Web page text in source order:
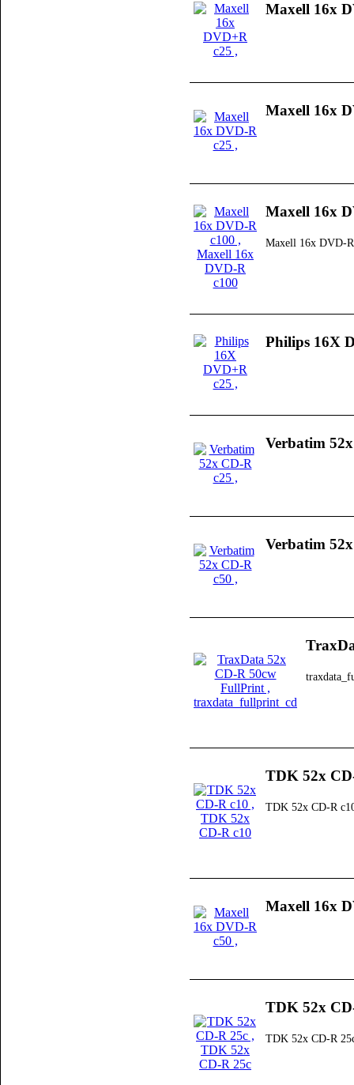
Maxell 16x
Maxell 16x
Maxell 16x
Maxell 16x DVD-
Philips 16X
Verbatim
Verbatim
TDK 52x
TDK 52x CD-R
Maxell 16x
TDK 52x
TDK 52x CD-R